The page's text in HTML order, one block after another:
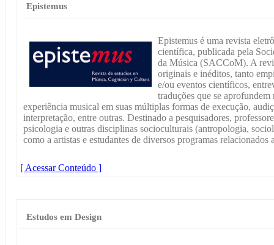
Epistemus
Epistemus é uma revista
científica, publicada pela
da Música (SACCoM). A
originais e inéditos, tanto
e/ou eventos científicos,
traduções que se
experiência musical em suas múltiplas formas de execução,
interpretação, entre outras. Destinado a pesquisadores,
psicologia e outras disciplinas socioculturais (antropologia,
como a artistas e estudantes de diversos programas relacionados
[ Acessar Conteúdo ]
Estudos em Design